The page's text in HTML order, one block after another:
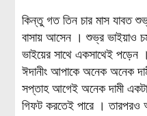
কিন্তু গত তিন চার মাস যাবত
বাসায় আসেন । শুভ্র ভাইয়াও
ভাইয়ের সাথে একসাথেই
ঈদানীং আপাকে অনেক অনেক
সপ্তাহ আগেই অনেক দামী
গিফট করতেই পারে । তারপরও